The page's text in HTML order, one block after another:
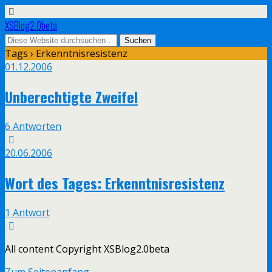
XSBlog2.0beta
Tags › Erkenntnisresistenz
01.12.2006
Unberechtigte Zweifel
6 Antworten
20.06.2006
Wort des Tages: Erkenntnisresistenz
1 Antwort
All content Copyright XSBlog2.0beta